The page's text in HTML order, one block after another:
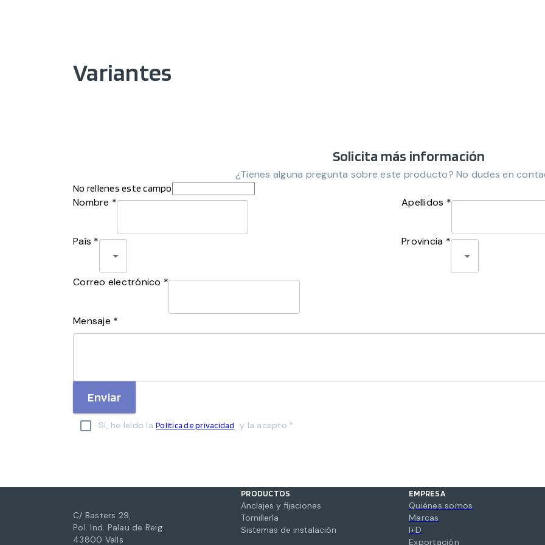
Variantes
Solicita más información
¿Tienes alguna pregunta sobre este producto? No dudes en
No rellenes este campo
Nombre * Apellidos *
País * Provincia *
Correo electrónico *
Mensaje *
Enviar
Sí, he leído la Política de privacidad y la acepto.*
C/ Basters 29,
Pol. Ind. Palau de Reig
43800 Valls
PRODUCTOS
Anclajes y fijaciones
Tornillería
Sistemas de instalación
EMPRESA
Quiénes somos
Marcas
I+D
Exportación